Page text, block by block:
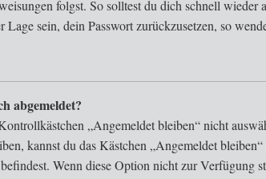
folgst. So solltest du dich schnell wieder
Lage sein, dein Passwort zurückzusetzen, so
abgemeldet?
„Angemeldet bleiben“ nicht
kannst du das Kästchen „Angemeldet
Wenn diese Option nicht zur Verfügung